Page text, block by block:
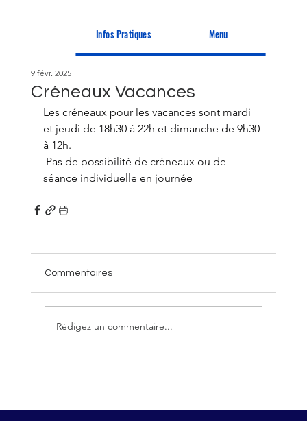
Infos Pratiques Menu
Créneaux Vacances
9 févr. 2025
Les créneaux pour les vacances sont mardi
et jeudi de 18h30 à 22h et dimanche de 9h30
à 12h.
Pas de possibilité de créneaux ou de
séance individuelle en journée
Commentaires
Rédigez un commentaire...